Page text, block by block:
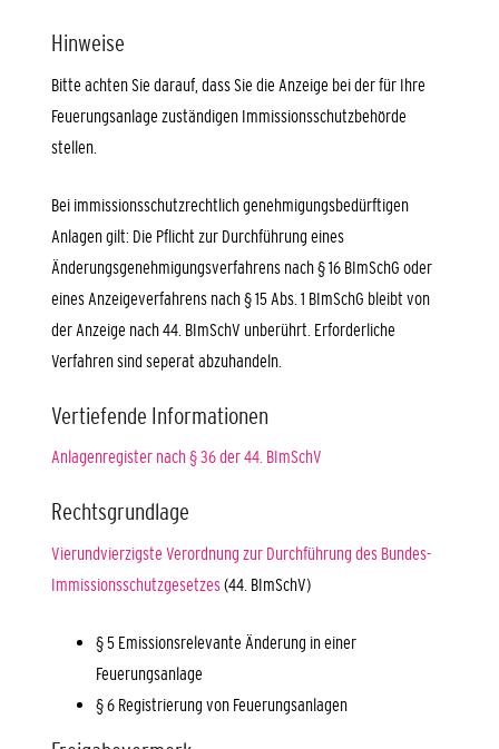
Hinweise
Bitte achten Sie darauf, dass Sie die Anzeige bei der für Ihre
Feuerungsanlage zuständigen Immissionsschutzbehörde
stellen.
Bei immissionsschutzrechtlich genehmigungsbedürftigen
Anlagen gilt: Die Pflicht zur Durchführung eines
Änderungsgenehmigungsverfahrens nach § 16 BImSchG oder
eines Anzeigeverfahrens nach § 15 Abs. 1 BImSchG bleibt von
der Anzeige nach 44. BImSchV unberührt. Erforderliche
Verfahren sind seperat abzuhandeln.
Vertiefende Informationen
Anlagenregister nach § 36 der 44. BImSchV
Rechtsgrundlage
Vierundvierzigste Verordnung zur Durchführung des Bundes-
Immissionsschutzgesetzes(44. BImSchV)
§ 5 Emissionsrelevante Änderung in einer
Feuerungsanlage
§ 6 Registrierung von Feuerungsanlagen